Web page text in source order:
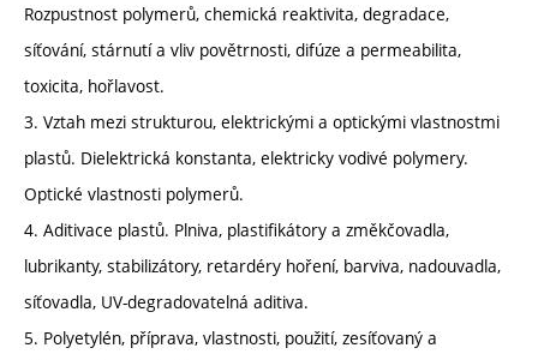
Rozpustnost polymerů, chemická reaktivita, degradace,
síťování, stárnutí a vliv povětrnosti, difúze a permeabilita,
toxicita, hořlavost.
3. Vztah mezi strukturou, elektrickými a optickými vlastnostmi
plastů. Dielektrická konstanta, elektricky vodivé polymery.
Optické vlastnosti polymerů.
4. Aditivace plastů. Plniva, plastifikátory a změkčovadla,
lubrikanty, stabilizátory, retardéry hoření, barviva, nadouvadla,
síťovadla, UV-degradovatelná aditiva.
5. Polyetylén, příprava, vlastnosti, použití, zesíťovaný a